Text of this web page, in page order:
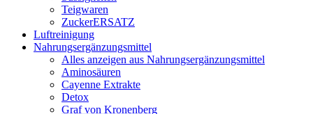
Teigwaren
ZuckerERSATZ
Luftreinigung
Nahrungsergänzungsmittel
Alles anzeigen aus Nahrungsergänzungsmittel
Aminosäuren
Cayenne Extrakte
Detox
Graf von Kronenberg